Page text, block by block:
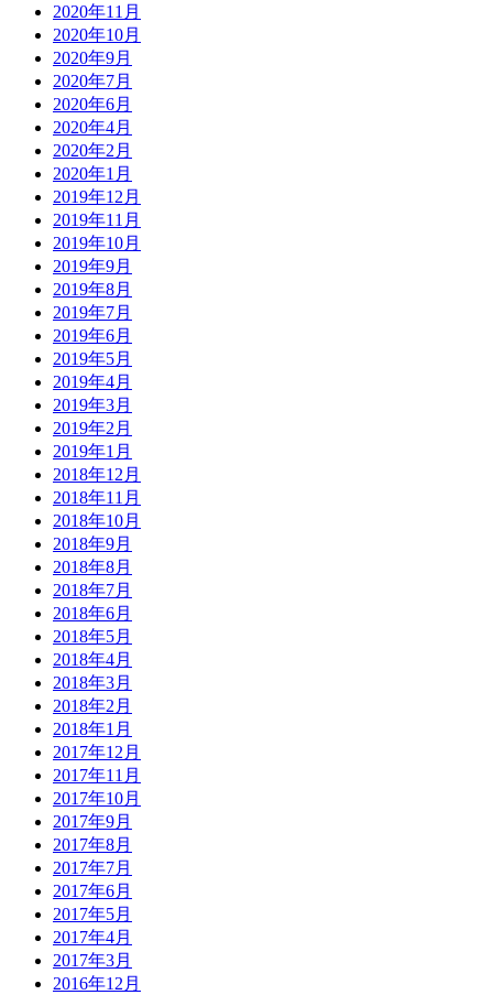
2020年11月
2020年10月
2020年9月
2020年7月
2020年6月
2020年4月
2020年2月
2020年1月
2019年12月
2019年11月
2019年10月
2019年9月
2019年8月
2019年7月
2019年6月
2019年5月
2019年4月
2019年3月
2019年2月
2019年1月
2018年12月
2018年11月
2018年10月
2018年9月
2018年8月
2018年7月
2018年6月
2018年5月
2018年4月
2018年3月
2018年2月
2018年1月
2017年12月
2017年11月
2017年10月
2017年9月
2017年8月
2017年7月
2017年6月
2017年5月
2017年4月
2017年3月
2016年12月